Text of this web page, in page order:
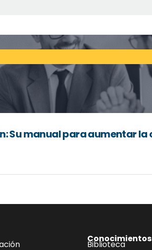
Su manual para aumentar
Conocimientos
Biblioteca